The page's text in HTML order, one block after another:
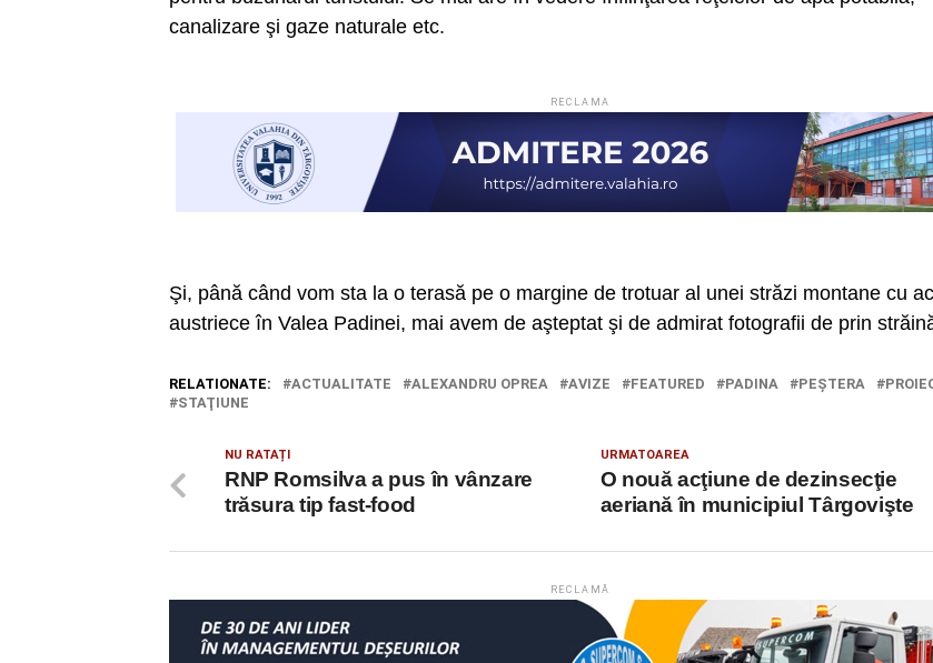
canalizare şi gaze naturale etc.
RECLAMA
Şi, până când vom sta la o terasă pe o margine de trotuar al unei străzi montane cu
austriece în Valea Padinei, mai avem de aşteptat şi de admirat fotografii de prin
RELATIONATE: ACTUALITATE ALEXANDRU OPREA AVIZE FEATURED PADINA PEŞTERA
STAŢIUNE
URMATOAREA
O nouă acţiune de dezinsecţie
aeriană în municipiul Târgovişte
NU RATAȚI
RNP Romsilva a pus în vânzare
trăsura tip fast-food
RECLAMĂ